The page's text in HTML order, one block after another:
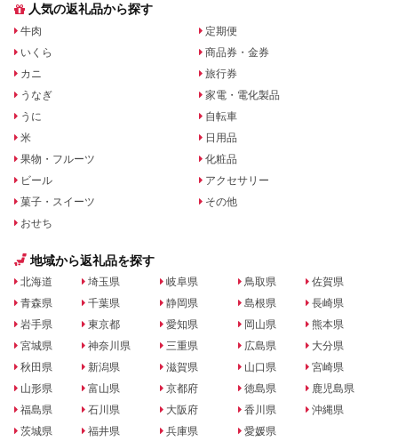
人気の返礼品から探す
牛肉
いくら
カニ
うなぎ
うに
米
果物・フルーツ
ビール
菓子・スイーツ
おせち
定期便
商品券・金券
旅行券
家電・電化製品
自転車
日用品
化粧品
アクセサリー
その他
地域から返礼品を探す
北海道
青森県
岩手県
宮城県
秋田県
山形県
福島県
茨城県
埼玉県
千葉県
東京都
神奈川県
新潟県
富山県
石川県
福井県
岐阜県
静岡県
愛知県
三重県
滋賀県
京都府
大阪府
兵庫県
鳥取県
島根県
岡山県
広島県
山口県
徳島県
香川県
愛媛県
佐賀県
長崎県
熊本県
大分県
宮崎県
鹿児島県
沖縄県